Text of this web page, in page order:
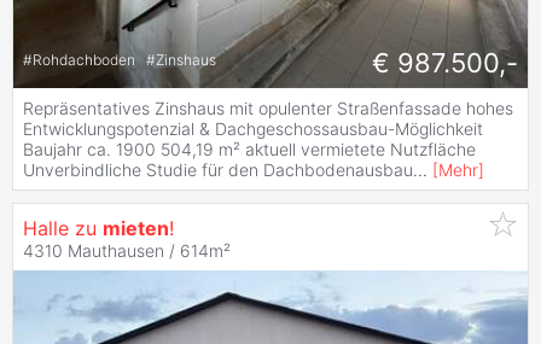
#Rohdachboden #Zinshaus € 987.500,-
Repräsentatives Zinshaus mit opulenter Straßenfassade hohes
Entwicklungspotenzial & Dachgeschossausbau-Möglichkeit
Baujahr ca. 1900 504,19 m² aktuell vermietete Nutzfläche
Unverbindliche Studie für den Dachbodenausbau... [Mehr]
Halle zu mieten!
4310 Mauthausen / 614m²